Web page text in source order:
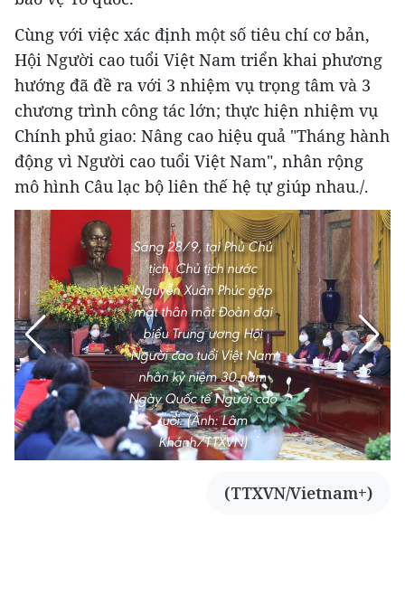
Cùng với việc xác định một số tiêu chí cơ bản,
Hội Người cao tuổi Việt Nam triển khai phương
hướng đã đề ra với 3 nhiệm vụ trọng tâm và 3
chương trình công tác lớn; thực hiện nhiệm vụ
Chính phủ giao: Nâng cao hiệu quả "Tháng hành
động vì Người cao tuổi Việt Nam", nhân rộng
mô hình Câu lạc bộ liên thế hệ tự giúp nhau./.
Sáng 28/9, tại Phủ Chủ
tịch, Chủ tịch nước
Nguyễn Xuân Phúc gặp
mặt thân mật Đoàn đại
biểu Trung ương Hội
Người cao tuổi Việt Nam
nhân kỷ niệm 30 năm
Ngày Quốc tế Người cao
tuổi. (Ảnh: Lâm
Khánh/TTXVN)
(TTXVN/Vietnam+)